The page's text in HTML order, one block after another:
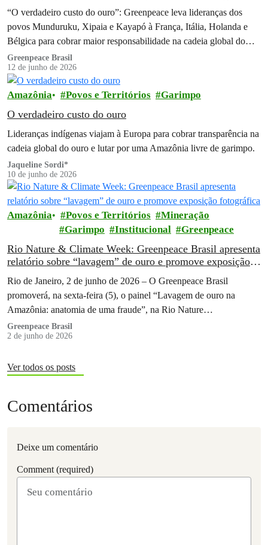
“O verdadeiro custo do ouro”: Greenpeace leva lideranças dos
povos Munduruku, Xipaia e Kayapó à França, Itália, Holanda e
Bélgica para cobrar maior responsabilidade na cadeia global do
ouro brasileiro
Greenpeace Brasil
12 de junho de 2026
Amazônia Povos e Territórios Garimpo
O verdadeiro custo do ouro
Lideranças indígenas viajam à Europa para cobrar transparência na
cadeia global do ouro e lutar por uma Amazônia livre de garimpo.
Jaqueline Sordi*
10 de junho de 2026
Amazônia Povos e Territórios
Mineração
Garimpo
Institucional Greenpeace
Rio Nature & Climate Week: Greenpeace Brasil apresenta
relatório sobre “lavagem” de ouro e promove exposição
Rio de Janeiro, 2 de junho de 2026 – O Greenpeace Brasil
promoverá, na sexta-feira (5), o painel “Lavagem de ouro na
Amazônia: anatomia de uma fraude”, na Rio Nature…
Greenpeace Brasil
2 de junho de 2026
Ver todos os posts
Comentários
Deixe um comentário
Comment (required)